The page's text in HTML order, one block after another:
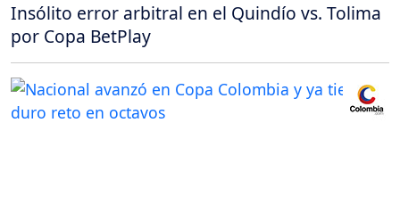
Insólito error arbitral en el Quindío vs. Tolima
por Copa BetPlay